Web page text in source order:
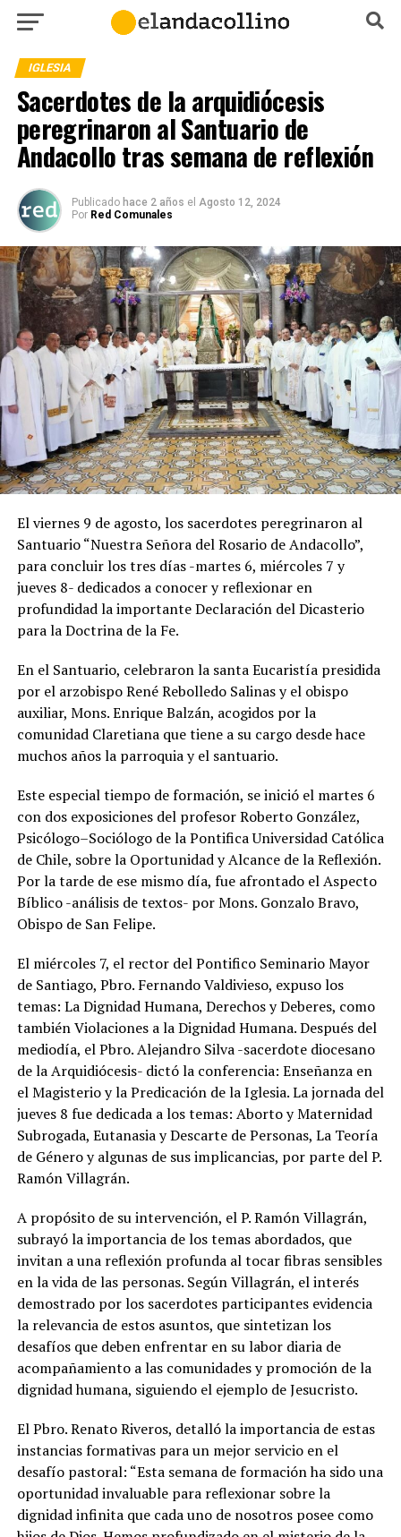
IGLESIA
Sacerdotes de la arquidiócesis
peregrinaron al Santuario de
Andacollo tras semana de reflexión
Publicado hace 2 años el Agosto 12, 2024
Por Red Comunales
El viernes 9 de agosto, los sacerdotes peregrinaron al
Santuario “Nuestra Señora del Rosario de Andacollo”,
para concluir los tres días -martes 6, miércoles 7 y
jueves 8- dedicados a conocer y reflexionar en
profundidad la importante Declaración del Dicasterio
para la Doctrina de la Fe.
En el Santuario, celebraron la santa Eucaristía presidida
por el arzobispo René Rebolledo Salinas y el obispo
auxiliar, Mons. Enrique Balzán, acogidos por la
comunidad Claretiana que tiene a su cargo desde hace
muchos años la parroquia y el santuario.
Este especial tiempo de formación, se inició el martes 6
con dos exposiciones del profesor Roberto González,
Psicólogo–Sociólogo de la Pontifica Universidad Católica
de Chile, sobre la Oportunidad y Alcance de la Reflexión.
Por la tarde de ese mismo día, fue afrontado el Aspecto
Bíblico -análisis de textos- por Mons. Gonzalo Bravo,
Obispo de San Felipe.
El miércoles 7, el rector del Pontifico Seminario Mayor
de Santiago, Pbro. Fernando Valdivieso, expuso los
temas: La Dignidad Humana, Derechos y Deberes, como
también Violaciones a la Dignidad Humana. Después del
mediodía, el Pbro. Alejandro Silva -sacerdote diocesano
de la Arquidiócesis- dictó la conferencia: Enseñanza en
el Magisterio y la Predicación de la Iglesia. La jornada del
jueves 8 fue dedicada a los temas: Aborto y Maternidad
Subrogada, Eutanasia y Descarte de Personas, La Teoría
de Género y algunas de sus implicancias, por parte del P.
Ramón Villagrán.
A propósito de su intervención, el P. Ramón Villagrán,
subrayó la importancia de los temas abordados, que
invitan a una reflexión profunda al tocar fibras sensibles
en la vida de las personas. Según Villagrán, el interés
demostrado por los sacerdotes participantes evidencia
la relevancia de estos asuntos, que sintetizan los
desafíos que deben enfrentar en su labor diaria de
acompañamiento a las comunidades y promoción de la
dignidad humana, siguiendo el ejemplo de Jesucristo.
El Pbro. Renato Riveros, detalló la importancia de estas
instancias formativas para un mejor servicio en el
desafío pastoral: “Esta semana de formación ha sido una
oportunidad invaluable para reflexionar sobre la
dignidad infinita que cada uno de nosotros posee como